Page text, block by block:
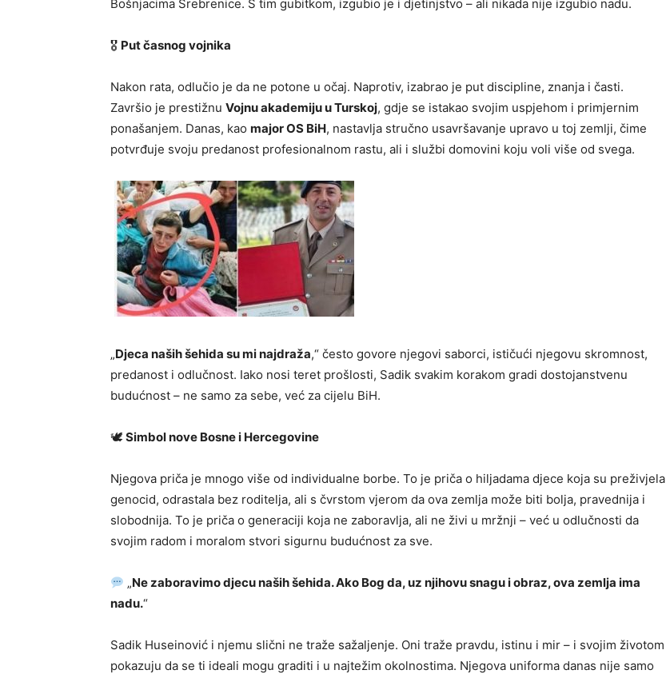
Bošnjacima Srebrenice. S tim gubitkom, izgubio je i djetinjstvo – ali nikada nije izgubio nadu.
🎖 Put časnog vojnika
Nakon rata, odlučio je da ne potone u očaj. Naprotiv, izabrao je put discipline, znanja i časti.
Završio je prestižnu Vojnu akademiju u Turskoj, gdje se istakao svojim uspjehom i primjernim
ponašanjem. Danas, kao major OS BiH, nastavlja stručno usavršavanje upravo u toj zemlji, čime
potvrđuje svoju predanost profesionalnom rastu, ali i službi domovini koju voli više od svega.
„Djeca naših šehida su mi najdraža,“ često govore njegovi saborci, ističući njegovu skromnost,
predanost i odlučnost. Iako nosi teret prošlosti, Sadik svakim korakom gradi dostojanstvenu
budućnost – ne samo za sebe, već za cijelu BiH.
🕊 Simbol nove Bosne i Hercegovine
Njegova priča je mnogo više od individualne borbe. To je priča o hiljadama djece koja su preživjela
genocid, odrastala bez roditelja, ali s čvrstom vjerom da ova zemlja može biti bolja, pravednija i
slobodnija. To je priča o generaciji koja ne zaboravlja, ali ne živi u mržnji – već u odlučnosti da
svojim radom i moralom stvori sigurnu budućnost za sve.
„Ne zaboravimo djecu naših šehida. Ako Bog da, uz njihovu snagu i obraz, ova zemlja ima
nadu.“
Sadik Huseinović i njemu slični ne traže sažaljenje. Oni traže pravdu, istinu i mir – i svojim životom
pokazuju da se ti ideali mogu graditi i u najtežim okolnostima. Njegova uniforma danas nije samo